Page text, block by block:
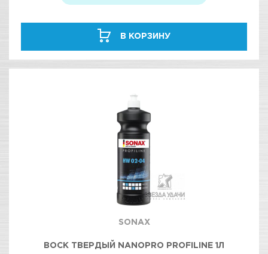
В КОРЗИНУ
SONAX
ВОСК ТВЕРДЫЙ NANOPRO PROFILINE 1Л